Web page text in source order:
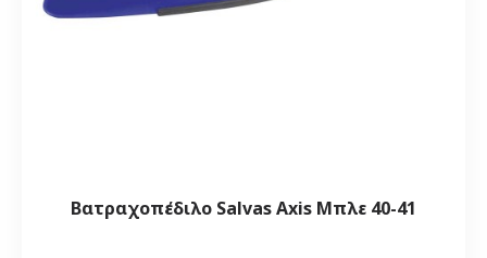
Βατραχοπέδιλο Salvas Axis Μπλε 40-41